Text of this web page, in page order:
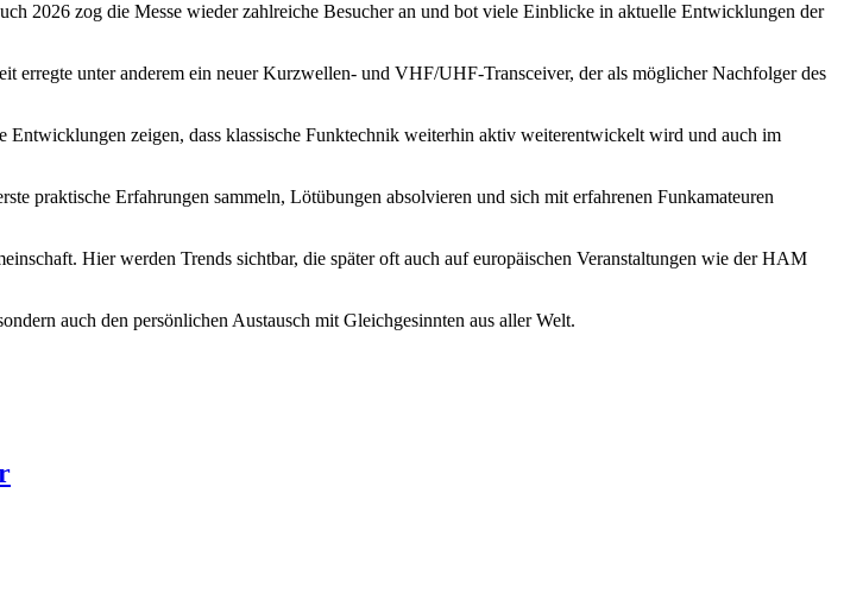
2026 zog die Messe wieder zahlreiche Besucher an und bot viele Einblicke in aktuelle Entwicklungen der
erregte unter anderem ein neuer Kurzwellen- und VHF/UHF-Transceiver, der als möglicher Nachfolger des
zeigen, dass klassische Funktechnik weiterhin aktiv weiterentwickelt wird und auch im
praktische Erfahrungen sammeln, Lötübungen absolvieren und sich mit erfahrenen Funkamateuren
Hier werden Trends sichtbar, die später oft auch auf europäischen Veranstaltungen wie der HAM
auch den persönlichen Austausch mit Gleichgesinnten aus aller Welt.